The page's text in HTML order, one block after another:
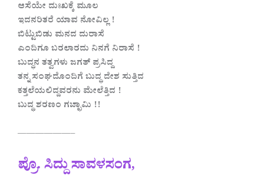
ಆಸೆಯೇ ದುಃಖಕ್ಕೆ ಮೂಲ
ಇದನರಿತರೆ ಯಾವ ನೋವಿಲ್ಲ !
ಬಿಟ್ಟುಬಿಡು ಮನದ ದುರಾಸೆ
ಎಂದಿಗೂ ಬರಲಾರದು ನಿನಗೆ ನಿರಾಸೆ !
ಬುದ್ಧನ ತತ್ವಗಳು ಜಗತ್ ಪ್ರಸಿದ್ದ
ತನ್ನ ಸಂಘದೊಂದಿಗೆ ಬುದ್ಧ ದೇಶ ಸುತ್ತಿದ
ಕತ್ತಲೆಯಲಿದ್ದವರನು ಮೇಲೆತ್ತಿದ !
ಬುದ್ಧ ಶರಣಂ ಗಚ್ಛಾಮಿ !!
——————–
ಪ್ರೊ. ಸಿದ್ದು ಸಾವಳಸಂಗ,